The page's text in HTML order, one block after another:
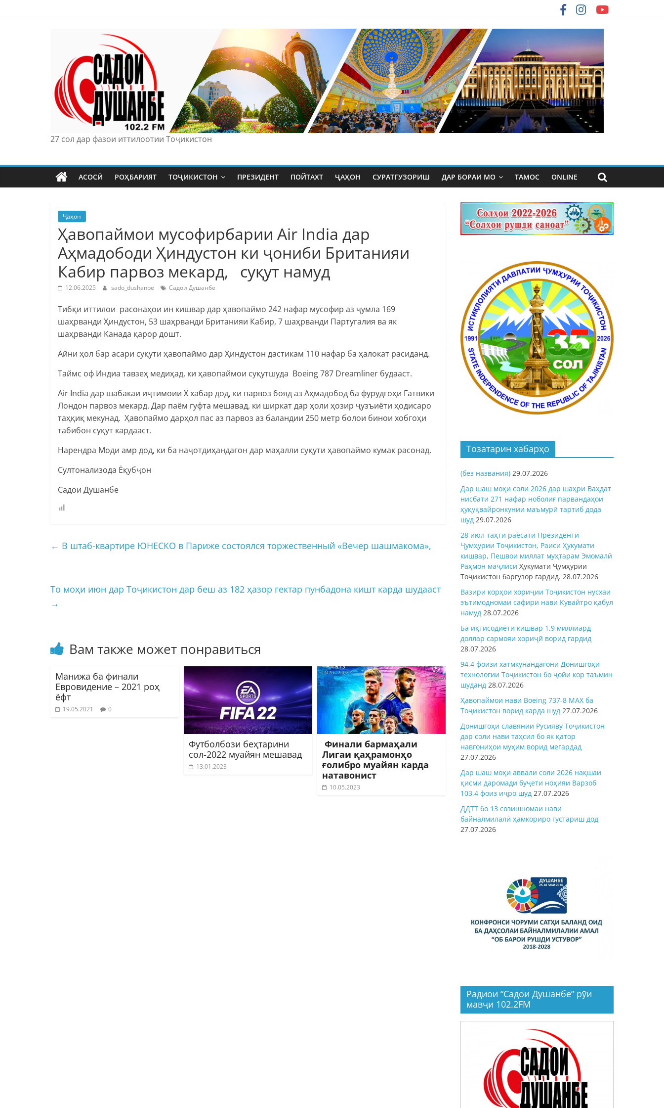
27 сол дар фазои иттилоотии Тоҷикистон
АСОСӢ РОҲБАРИЯТ ТОҶИКИСТОН ПРЕЗИДЕНТ ПОЙТАХТ ҶАҲОН СУРАТГУЗОРИШ ДАР БОРАИ МО ТАМОС ONLINE
Ҷаҳон
Ҳавопаймои мусофирбарии Air India дар
Аҳмадободи Ҳиндустон ки ҷониби Британияи
Кабир парвоз мекард, суқут намуд
12.06.2025 sado_dushanbe Садои Душанбе
Тибқи иттилои расонаҳои ин кишвар дар ҳавопаймо 242 нафар мусофир аз ҷумла 169
шаҳрванди Ҳиндустон, 53 шаҳрванди Британияи Кабир, 7 шаҳрванди Партугалия ва як
шаҳрванди Канада қарор дошт.
Айни ҳол бар асари суқути ҳавопаймо дар Ҳиндустон дастикам 110 нафар ба ҳалокат расиданд.
Таймс оф Индиа тавзеҳ медиҳад, ки ҳавопаймои суқутшуда Boeing 787 Dreamliner будааст.
Air India дар шабакаи иҷтимоии X хабар дод, ки парвоз бояд аз Аҳмадобод ба фурудгоҳи Гатвики
Лондон парвоз мекард. Дар паём гуфта мешавад, ки ширкат дар ҳоли ҳозир ҷузъиёти ҳодисаро
таҳқиқ мекунад. Ҳавопаймо дарҳол пас аз парвоз аз баландии 250 метр болои бинои хобгоҳи
табибон суқут кардааст.
Нарендра Моди амр дод, ки ба наҷотдиҳандагон дар маҳалли суқути ҳавопаймо кумак расонад.
Султонализода Ёқубҷон
Садои Душанбе
← В штаб-квартире ЮНЕСКО в Париже состоялся торжественный «Вечер шашмакома»,
То моҳи июн дар Тоҷикистон дар беш аз 182 ҳазор гектар пунбадона кишт карда шудааст
→
Вам также может понравиться
Манижа ба финали
Евровидение – 2021 роҳ
ёфт
19.05.2021 0
Футболбози беҳтарини
сол-2022 муайян мешавад
13.01.2023
Финали бармаҳали
Лигаи қаҳрамонҳо
ғолибро муайян карда
натавонист
10.05.2023
Тозатарин хабарҳо
(без названия) 29.07.2026
Дар шаш моҳи соли 2026 дар шаҳри Ваҳдат
нисбати 271 нафар ноболиғ парвандаҳои
ҳуқуқвайронкунии маъмурӣ тартиб дода
шуд 29.07.2026
28 июл таҳти раёсати Президенти
Ҷумҳурии Тоҷикистон, Раиси Ҳукумати
кишвар, Пешвои миллат муҳтарам Эмомалӣ
Раҳмон маҷлиси Ҳукумати Ҷумҳурии
Тоҷикистон баргузор гардид. 28.07.2026
Вазири корҳои хориҷии Тоҷикистон нусхаи
эътимодномаи сафири нави Кувайтро қабул
намуд 28.07.2026
Ба иқтисодиёти кишвар 1,9 миллиард
доллар сармояи хориҷӣ ворид гардид
28.07.2026
94,4 фоизи хатмкунандагони Донишгоҳи
технологии Тоҷикистон бо ҷойи кор таъмин
шуданд 28.07.2026
Ҳавопаймои нави Boeing 737-8 MAX ба
Тоҷикистон ворид карда шуд 27.07.2026
Донишгоҳи славянии Русияву Тоҷикистон
дар соли нави таҳсил бо як қатор
навгониҳои муҳим ворид мегардад
27.07.2026
Дар шаш моҳи аввали соли 2026 нақшаи
қисми даромади буҷети ноҳияи Варзоб
103,4 фоиз иҷро шуд 27.07.2026
ДДТТ бо 13 созишномаи нави
байналмилалӣ ҳамкориро густариш дод
27.07.2026
Радиои “Садои Душанбе” рӯи
мавҷи 102.2FM